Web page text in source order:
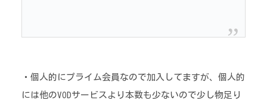
・個人的にプライム会員なので加入してますが、個人的
には他のVODサービスより本数も少ないので少し物足り